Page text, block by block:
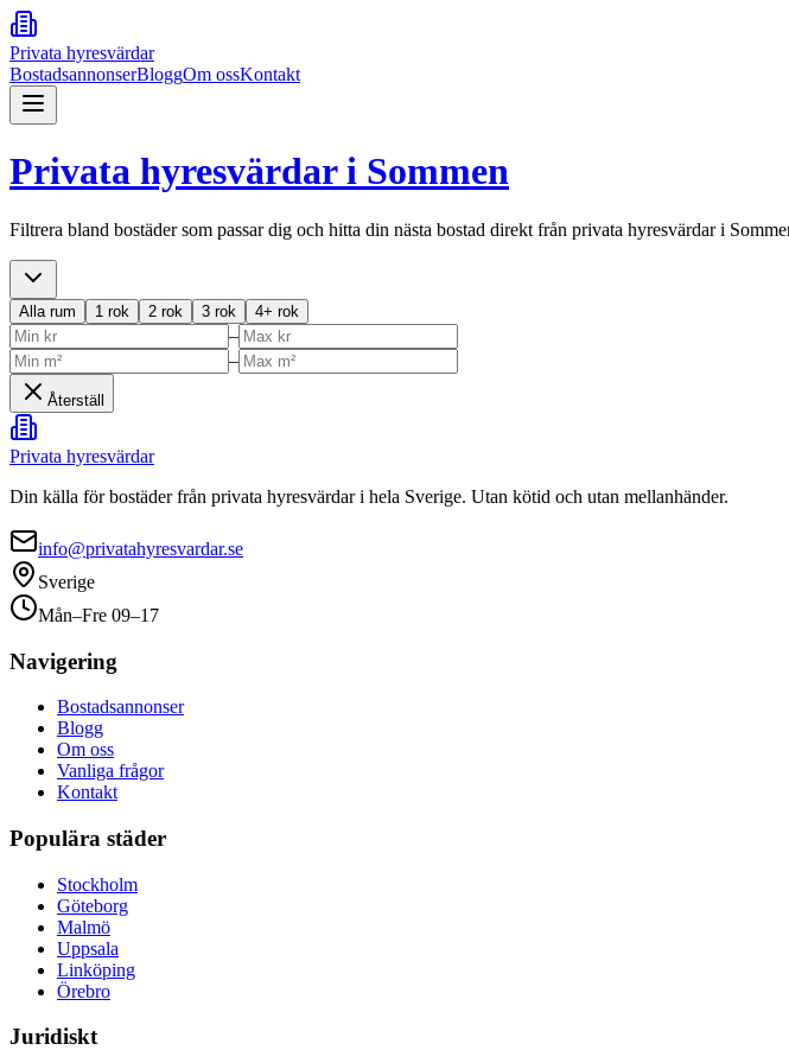
Privata hyresvärdar
BostadsannonserBloggOm ossKontakt
Privata hyresvärdar i Sommen
Filtrera bland bostäder som passar dig och hitta din nästa bostad direkt från privata hyresvärdar i
Alla rum 1 rok 2 rok 3 rok 4+ rok
–
–
Återställ
Privata hyresvärdar
Din källa för bostäder från privata hyresvärdar i hela Sverige. Utan kötid och utan mellanhänder.
info@privatahyresvardar.se
Sverige
Mån–Fre 09–17
Navigering
Bostadsannonser
Blogg
Om oss
Vanliga frågor
Kontakt
Populära städer
Stockholm
Göteborg
Malmö
Uppsala
Linköping
Örebro
Juridiskt